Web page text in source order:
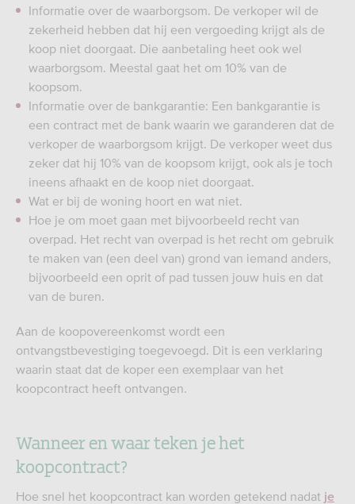
Informatie over de waarborgsom. De verkoper wil de
zekerheid hebben dat hij een vergoeding krijgt als de
koop niet doorgaat. Die aanbetaling heet ook wel
waarborgsom. Meestal gaat het om 10% van de
koopsom.
Informatie over de bankgarantie: Een bankgarantie is
een contract met de bank waarin we garanderen dat de
verkoper de waarborgsom krijgt. De verkoper weet dus
zeker dat hij 10% van de koopsom krijgt, ook als je toch
ineens afhaakt en de koop niet doorgaat.
Wat er bij de woning hoort en wat niet.
Hoe je om moet gaan met bijvoorbeeld recht van
overpad. Het recht van overpad is het recht om gebruik
te maken van (een deel van) grond van iemand anders,
bijvoorbeeld een oprit of pad tussen jouw huis en dat
van de buren.
Aan de koopovereenkomst wordt een
ontvangstbevestiging toegevoegd. Dit is een verklaring
waarin staat dat de koper een exemplaar van het
koopcontract heeft ontvangen.
Wanneer en waar teken je het
koopcontract?
Hoe snel het koopcontract kan worden getekend nadat je